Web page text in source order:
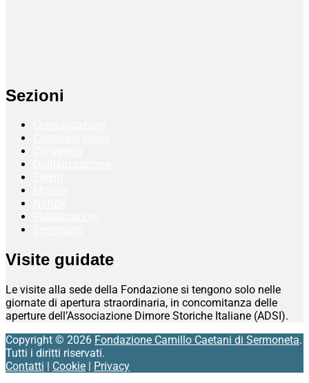
Sezioni
Visite guidate
Le visite alla sede della Fondazione si tengono solo nelle
giornate di apertura straordinaria, in concomitanza delle
aperture dell’Associazione Dimore Storiche Italiane (ADSI).
Copyright © 2026 Fondazione Camillo Caetani di Sermoneta.
Tutti i diritti riservati.
Contatti
Cookie
Privacy